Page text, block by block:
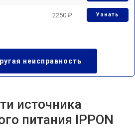
2250 ₽ Узнать
неисправность
источника
питания IPPON